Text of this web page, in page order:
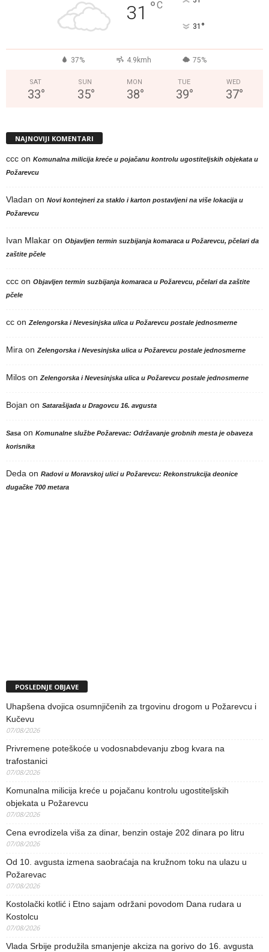
31 °C
31 °
37% 4.9kmh 75%
SAT
33°
SUN
35°
MON
38°
TUE
39°
WED
37°
NAJNOVIJI KOMENTARI
ccc on Komunalna milicija kreće u pojačanu kontrolu ugostiteljskih objekata u
Požarevcu
Vladan on Novi kontejneri za staklo i karton postavljeni na više lokacija u
Požarevcu
Ivan Mlakar on Objavljen termin suzbijanja komaraca u Požarevcu, pčelari da
zaštite pčele
ccc on Objavljen termin suzbijanja komaraca u Požarevcu, pčelari da zaštite
pčele
cc on Zelengorska i Nevesinjska ulica u Požarevcu postale jednosmerne
Mira on Zelengorska i Nevesinjska ulica u Požarevcu postale jednosmerne
Milos on Zelengorska i Nevesinjska ulica u Požarevcu postale jednosmerne
Bojan on Satarašijada u Dragovcu 16. avgusta
Sasa on Komunalne službe Požarevac: Održavanje grobnih mesta je obaveza
korisnika
Deda on Radovi u Moravskoj ulici u Požarevcu: Rekonstrukcija deonice
dugačke 700 metara
POSLEDNJE OBJAVE
Uhapšena dvojica osumnjičenih za trgovinu drogom u Požarevcu i
Kučevu
07/08/2026
Privremene poteškoće u vodosnabdevanju zbog kvara na
trafostanici
07/08/2026
Komunalna milicija kreće u pojačanu kontrolu ugostiteljskih
objekata u Požarevcu
07/08/2026
Cena evrodizela viša za dinar, benzin ostaje 202 dinara po litru
07/08/2026
Od 10. avgusta izmena saobraćaja na kružnom toku na ulazu u
Požarevac
07/08/2026
Kostolački kotlić i Etno sajam održani povodom Dana rudara u
Kostolcu
07/08/2026
Vlada Srbije produžila smanjenje akciza na gorivo do 16. avgusta